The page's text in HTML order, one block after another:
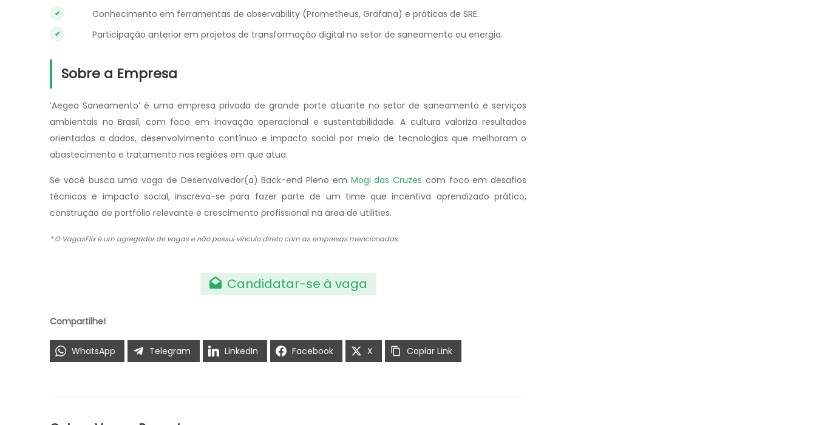
Conhecimento em ferramentas de observability (Prometheus, Grafana) e práticas de SRE.
Participação anterior em projetos de transformação digital no setor de saneamento ou energia.
Sobre a Empresa
‘Aegea Saneamento’ é uma empresa privada de grande porte atuante no setor de saneamento e serviços
ambientais no Brasil, com foco em inovação operacional e sustentabilidade. A cultura valoriza resultados
orientados a dados, desenvolvimento contínuo e impacto social por meio de tecnologias que melhoram o
abastecimento e tratamento nas regiões em que atua.
Se você busca uma vaga de Desenvolvedor(a) Back-end Pleno em Mogi das Cruzes com foco em desafios
técnicos e impacto social, inscreva-se para fazer parte de um time que incentiva aprendizado prático,
construção de portfólio relevante e crescimento profissional na área de utilities.
* O VagasFlix é um agregador de vagas e não possui vínculo direto com as empresas mencionadas.
Candidatar-se à vaga
Compartilhe!
WhatsApp Telegram LinkedIn Facebook X Copiar Link